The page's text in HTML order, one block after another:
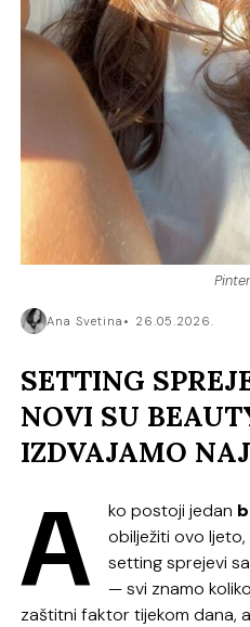
Ana Svetina 26.05.2026.
SETTING
NOVI SU
IZDVAJAMO
A ko postoji jedan
obilježiti ovo
setting sprejevi
— svi znamo
zaštitni faktor tijekom dana,